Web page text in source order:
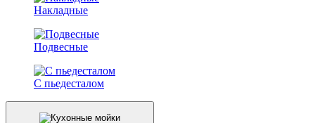
Накладные
Подвесные
С пьедесталом